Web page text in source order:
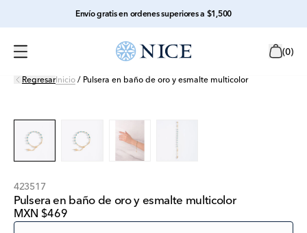
Envío gratis en ordenes superiores a $1,500
(0)
RegresarInicio / Pulsera en baño de oro y esmalte multicolor
423517
Pulsera en baño de oro y esmalte multicolor
MXN $469